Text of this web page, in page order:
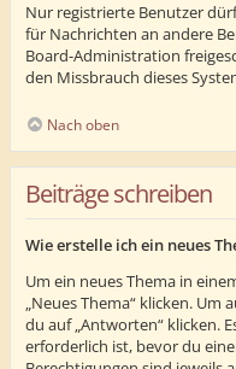
Nur registrierte Benutzer
für Nachrichten an andere
Board-Administration
den Missbrauch dieses
Nach oben
Beiträge schreiben
Wie erstelle ich ein neues
Um ein neues Thema in
„Neues Thema“ klicken.
du auf „Antworten“ klicken.
erforderlich ist, bevor du